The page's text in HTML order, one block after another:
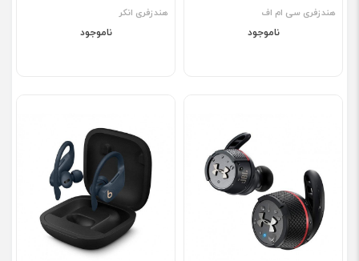
هندزفری سی ام اف
ناموجود
هندزفری انکر
ناموجود